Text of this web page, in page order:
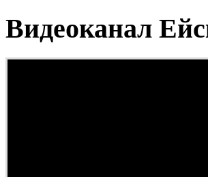
Видеоканал